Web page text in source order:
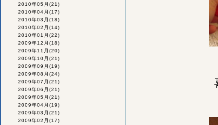
2010年05月 (21)
2010年04月 (17)
2010年03月 (18)
2010年02月 (14)
2010年01月 (22)
2009年12月 (18)
2009年11月 (20)
2009年10月 (21)
2009年09月 (19)
2009年08月 (24)
2009年07月 (21)
2009年06月 (21)
2009年05月 (21)
2009年04月 (19)
2009年03月 (21)
2009年02月 (17)